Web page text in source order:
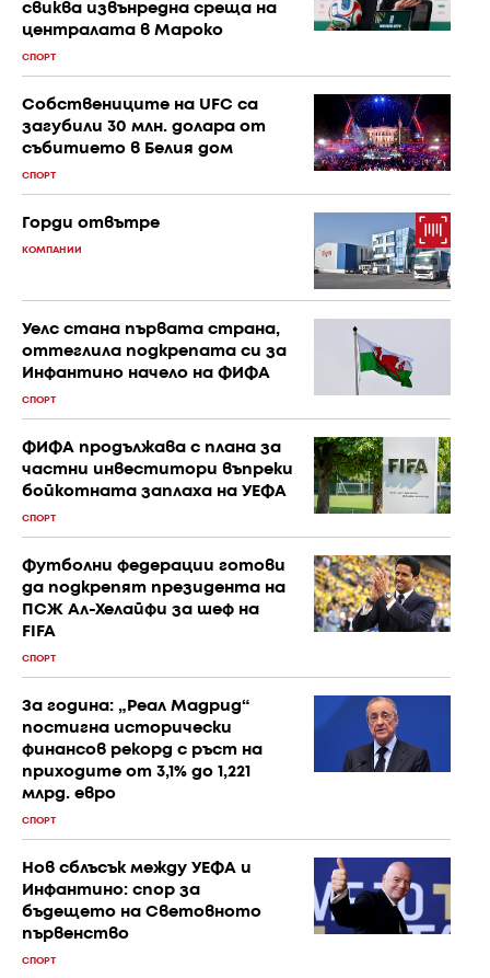
свиква извънредна среща на
централата в Мароко
СПОРТ
Собствениците на UFC са
загубили 30 млн. долара от
събитието в Белия дом
СПОРТ
Горди отвътре
КОМПАНИИ
Уелс стана първата страна,
оттеглила подкрепата си за
Инфантино начело на ФИФА
СПОРТ
ФИФА продължава с плана за
частни инвеститори въпреки
бойкотната заплаха на УЕФА
СПОРТ
Футболни федерации готови
да подкрепят президента на
ПСЖ Ал-Хелайфи за шеф на
FIFA
СПОРТ
За година: „Реал Мадрид“
постигна исторически
финансов рекорд с ръст на
приходите от 3,1% до 1,221
млрд. евро
СПОРТ
Нов сблъсък между УЕФА и
Инфантино: спор за
бъдещето на Световното
първенство
СПОРТ